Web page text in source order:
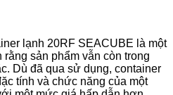
lạnh 20RF SEACUBE là một
sản phẩm vẫn còn trong
Dù đã qua sử dụng, container
tính và chức năng của một